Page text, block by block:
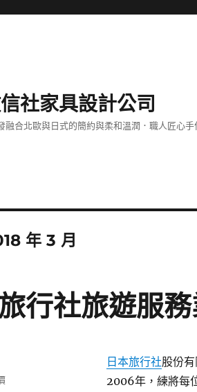
社家具設計公司
融合北歐與日式的簡約與柔和溫潤．職人匠心
年 3 月
行社旅遊服
日本旅行社股份
2006年，練將每